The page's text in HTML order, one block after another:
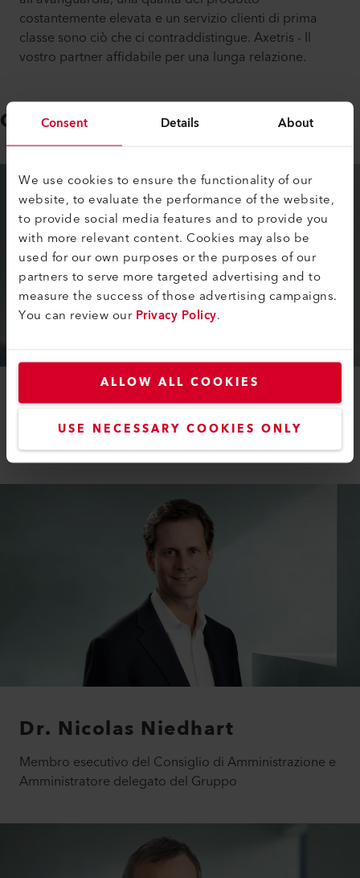
Consent Details About
We use cookies to ensure the functionality of our
website, to evaluate the performance of the website,
to provide social media features and to provide you
with more relevant content. Cookies may also be
used for our own purposes or the purposes of our
partners to serve more targeted advertising and to
measure the success of those advertising campaigns.
You can review ourPrivacy Policy.
ALLOW ALL COOKIES
USE NECESSARY COOKIES ONLY
costantemente elevata e un servizio clienti di prima
classe sono ciò che ci contraddistingue. Axetris - Il
vostro partner affidabile per una lunga relazione.
Consiglio di Amministrazione
Marcel Roth
Dr. Nicolas Niedhart
Membro esecutivo del Consiglio di Amministrazione e
Amministratore delegato del Gruppo